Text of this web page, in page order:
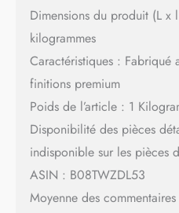
Dimensions du produit (L x
kilogrammes
Caractéristiques : Fabriqué
finitions premium
Poids de l’article : 1
Disponibilité des pièces
indisponible sur les pièces
ASIN : B08TWZDL53
Moyenne des